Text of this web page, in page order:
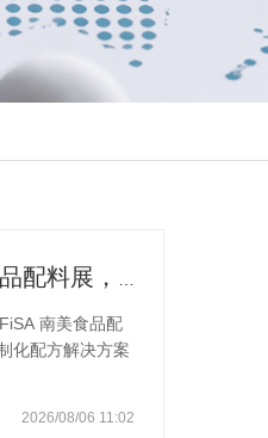
南美食品配
化配方解决方案
客户提供全流
围绕阿洛酮糖、
2026/08/06 11:02